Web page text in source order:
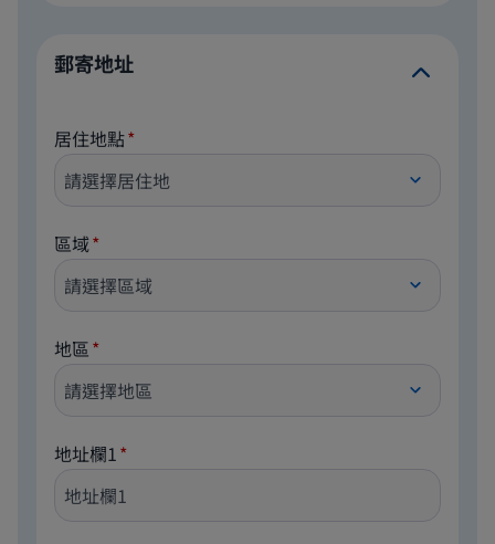
郵寄地址
居住地點
區域
地區
地址欄1